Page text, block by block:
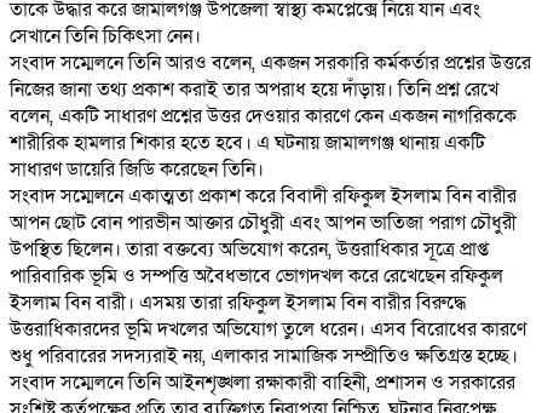
তাকে উদ্ধার করে জামালগঞ্জ উপজেলা স্বাস্থ্য কমপ্লেক্সে নিয়ে যান এবং
সেখানে তিনি চিকিৎসা নেন।
‎সংবাদ সম্মেলনে তিনি আরও বলেন, একজন সরকারি কর্মকর্তার প্রশ্নের উত্তরে
নিজের জানা তথ্য প্রকাশ করাই তার অপরাধ হয়ে দাঁড়ায়। তিনি প্রশ্ন রেখে
বলেন, একটি সাধারণ প্রশ্নের উত্তর দেওয়ার কারণে কেন একজন নাগরিককে
শারীরিক হামলার শিকার হতে হবে। এ ঘটনায় জামালগঞ্জ থানায় একটি
সাধারণ ডায়েরি জিডি করেছেন তিনি।
‎সংবাদ সম্মেলনে একাত্মতা প্রকাশ করে বিবাদী রফিকুল ইসলাম বিন বারীর
আপন ছোট বোন পারভীন আক্তার চৌধুরী এবং আপন ভাতিজা পরাগ চৌধুরী
উপস্থিত ছিলেন। তারা বক্তব্যে অভিযোগ করেন, উত্তরাধিকার সূত্রে প্রাপ্ত
পারিবারিক ভূমি ও সম্পত্তি অবৈধভাবে ভোগদখল করে রেখেছেন রফিকুল
ইসলাম বিন বারী। এসময় তারা রফিকুল ইসলাম বিন বারীর বিরুদ্ধে
উত্তরাধিকারদের ভূমি দখলের অভিযোগ তুলে ধরেন। এসব বিরোধের কারণে
শুধু পরিবারের সদস্যরাই নয়, এলাকার সামাজিক সম্প্রীতিও ক্ষতিগ্রস্ত হচ্ছে।
‎সংবাদ সম্মেলনে তিনি আইনশৃঙ্খলা রক্ষাকারী বাহিনী, প্রশাসন ও সরকারের